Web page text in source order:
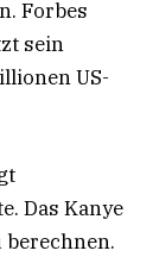
Forbes
sein
US-
Das Kanye
berechnen.